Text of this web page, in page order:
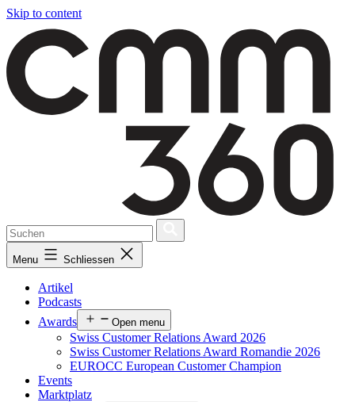
Skip to content
Menu Schliessen
Artikel
Podcasts
Awards
Open menu
Swiss Customer Relations Award 2026
Swiss Customer Relations Award Romandie 2026
EUROCC European Customer Champion
Events
Marktplatz